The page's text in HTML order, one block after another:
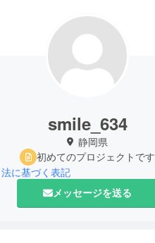
smile_634
静岡県
初めてのプロジェクトです
に基づく表記
メッセージを送る